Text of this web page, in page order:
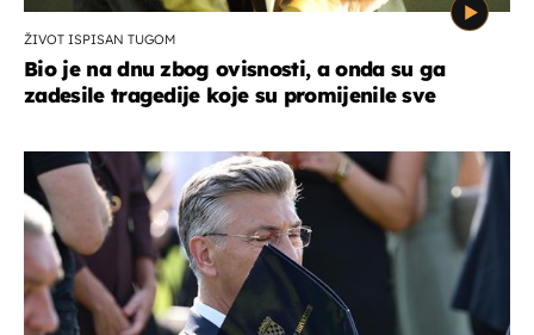
ŽIVOT ISPISAN TUGOM
Bio je na dnu zbog ovisnosti, a onda su ga
zadesile tragedije koje su promijenile sve